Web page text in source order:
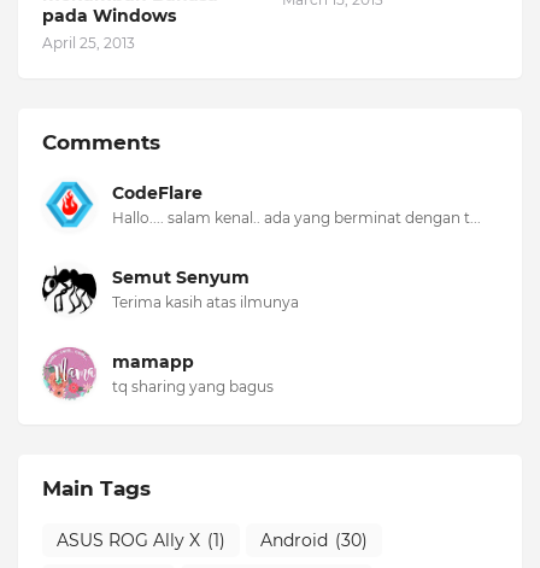
pada Windows
April 25, 2013
Comments
CodeFlare
Hallo.... salam kenal.. ada yang berminat dengan t...
Semut Senyum
Terima kasih atas ilmunya
mamapp
tq sharing yang bagus
Main Tags
ASUS ROG Ally X (1) Android (30)